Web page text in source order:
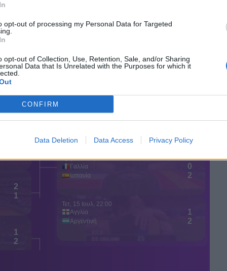
opt-out of processing my Personal Data for Targeted
opt-out of Collection, Use, Retention, Sale, and/or Sharing
Data that Is Unrelated with the Purposes for which it
CONFIRM
Data Deletion Data Access Privacy Policy